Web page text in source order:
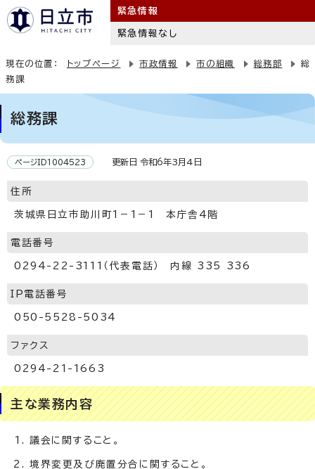
緊急情報
緊急情報なし
現在の位置： トップページ 市政情報 市の組織 総務部
総
務課
総務課
ページID1004523 更新日 令和6年3月4日
住所
茨城県日立市助川町1－1－1 本庁舎4階
電話番号
0294-22-3111（代表電話） 内線 335 336
IP電話番号
050-5528-5034
ファクス
0294-21-1663
主な業務内容
議会に関すること。
境界変更及び廃置分合に関すること。